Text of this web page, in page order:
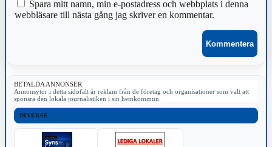
Spara mitt namn, min e-postadress och webbplats i denna
webbläsare till nästa gång jag skriver en kommentar.
BETALDA ANNONSER
Annonsytor i detta sidofält är reklam från de företag och organisationer som valt att
sponsra den lokala journalistiken i sin hemkommun.
DIVERSE